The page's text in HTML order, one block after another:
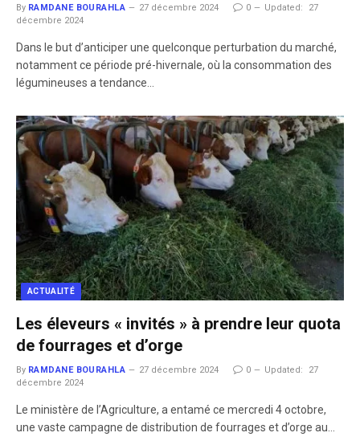
By RAMDANE BOURAHLA 27 décembre 2024 0 Updated:
27
décembre 2024
Dans le but d’anticiper une quelconque perturbation du marché,
notamment ce période pré-hivernale, où la consommation des
légumineuses a tendance…
ACTUALITÉ
Les éleveurs « invités » à prendre leur quota
de fourrages et d’orge
By RAMDANE BOURAHLA 27 décembre 2024 0 Updated:
27
décembre 2024
Le ministère de l’Agriculture, a entamé ce mercredi 4 octobre,
une vaste campagne de distribution de fourrages et d’orge au…